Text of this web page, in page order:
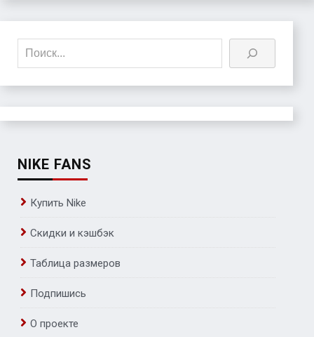
Поиск
NIKE FANS
Купить Nike
Скидки и кэшбэк
Таблица размеров
Подпишись
О проекте